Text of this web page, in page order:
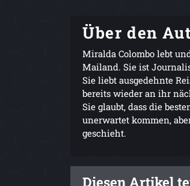
Über den
Miralda Colombo lebt
Mailand. Sie ist
Sie liebt ausgedehnte
bereits wieder an ihr
Sie glaubt, dass die
unerwartet kommen,
geschieht.
Diesen Artikel